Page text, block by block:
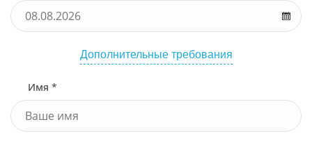
Дополнительные требования
Имя *